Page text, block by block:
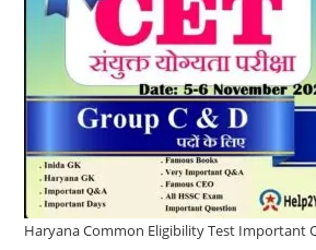
Haryana Common Eligibility Test Important